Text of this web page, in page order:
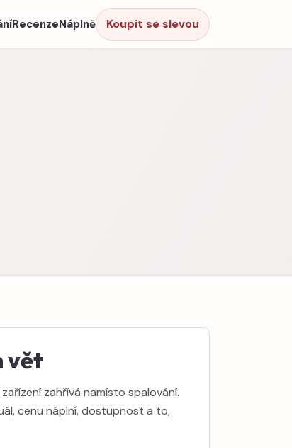
RecenzeNáplně Koupit se slevou
vět
zahřívá namísto spalování.
cenu náplní, dostupnost a to,